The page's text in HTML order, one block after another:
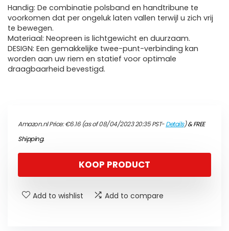
Handig: De combinatie polsband en handtribune te
voorkomen dat per ongeluk laten vallen terwijl u zich vrij
te bewegen.
Materiaal: Neopreen is lichtgewicht en duurzaam.
DESIGN: Een gemakkelijke twee-punt-verbinding kan
worden aan uw riem en statief voor optimale
draagbaarheid bevestigd.
Amazon.nl Price:€6.16(as of 08/04/2023 20:35 PST-Details)&FREE
Shipping.
KOOP PRODUCT
Add to wishlist Add to compare